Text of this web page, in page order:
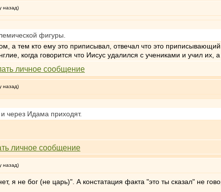
назад)
фигуры.
а тем кто ему это приписывал, отвечал что это
когда говорится что Иисус удалился с учениками и учил их,
назад)
через Идама приходят.
назад)
я не бог (не царь)". А констатация факта "это ты сказал" не